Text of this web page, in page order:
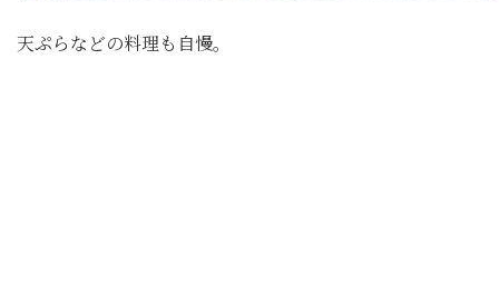
天ぷらなどの料理も自慢。